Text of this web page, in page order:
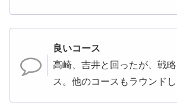
良いコース
高崎、吉井と回ったが、戦
ス。他のコースもラウンドし